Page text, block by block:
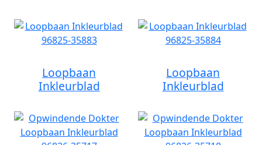
Loopbaan
Inkleurblad
Loopbaan
Inkleurblad